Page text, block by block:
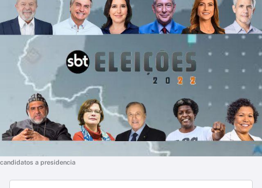
candidatos a presidencia